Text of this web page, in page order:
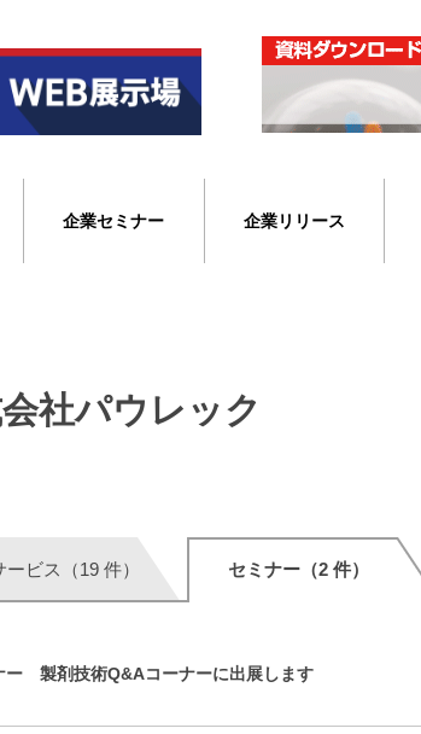
企業セミナー 企業リリース
社パウレック
ビス（19 件） セミナー（2 件）
ー 製剤技術Q&Aコーナーに出展します